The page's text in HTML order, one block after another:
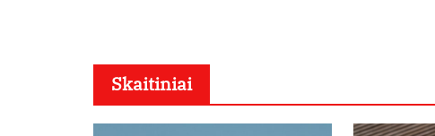
Skaitiniai